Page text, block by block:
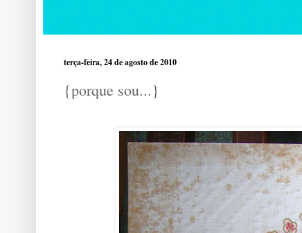
terça-feira, 24 de agosto de 2010
{porque sou...}